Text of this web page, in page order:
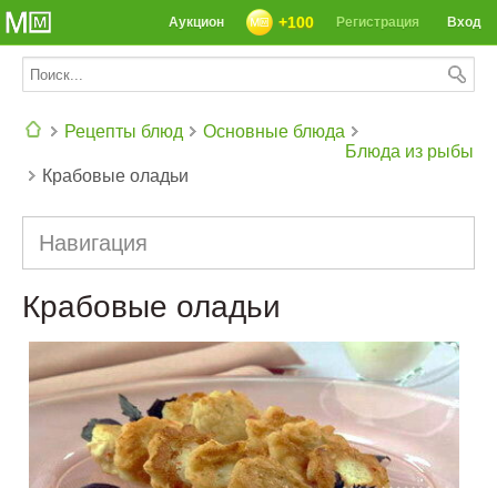
Вход
Регистрация
+100
Аукцион
Рецепты блюд
Основные блюда
Блюда из рыбы
Крабовые оладьи
Навигация
Крабовые оладьи